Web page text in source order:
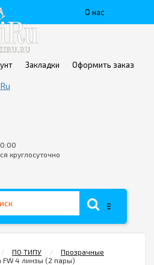
О нас
возврата
услуги
Закладки Оформить заказ
круглосуточно
ПО ТИПУ
Прозрачные
FW 4 линзы (2 пары)